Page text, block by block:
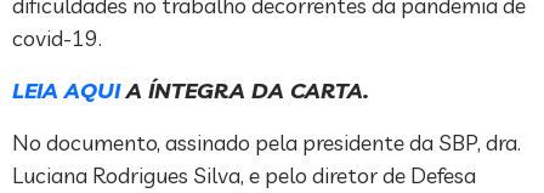
dificuldades no trabalho decorrentes da pandemia de
covid-19.
LEIA AQUIA ÍNTEGRA DA CARTA.
No documento, assinado pela presidente da SBP, dra.
Luciana Rodrigues Silva, e pelo diretor de Defesa